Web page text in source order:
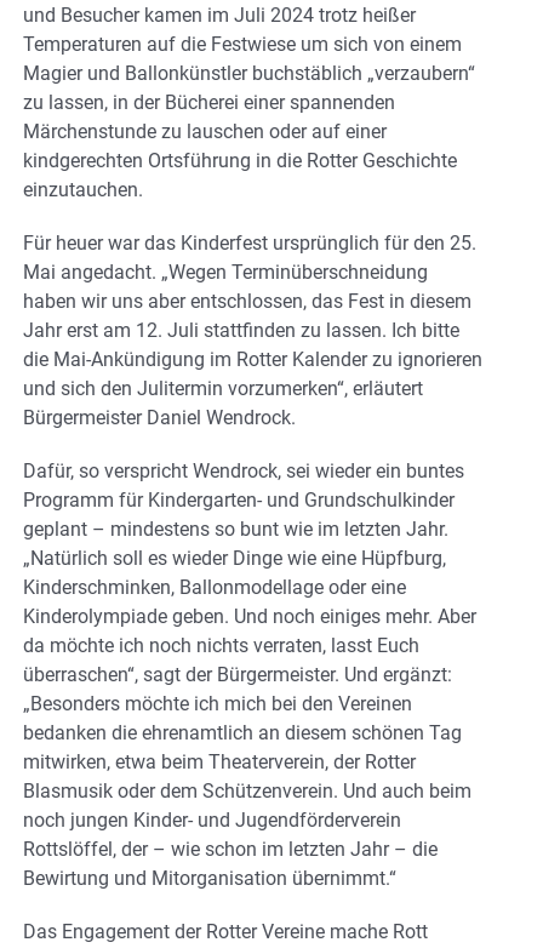
und Besucher kamen im Juli 2024 trotz heißer
Temperaturen auf die Festwiese um sich von einem
Magier und Ballonkünstler buchstäblich „verzaubern“
zu lassen, in der Bücherei einer spannenden
Märchenstunde zu lauschen oder auf einer
kindgerechten Ortsführung in die Rotter Geschichte
einzutauchen.
Für heuer war das Kinderfest ursprünglich für den 25.
Mai angedacht. „Wegen Terminüberschneidung
haben wir uns aber entschlossen, das Fest in diesem
Jahr erst am 12. Juli stattfinden zu lassen. Ich bitte
die Mai-Ankündigung im Rotter Kalender zu ignorieren
und sich den Julitermin vorzumerken“, erläutert
Bürgermeister Daniel Wendrock.
Dafür, so verspricht Wendrock, sei wieder ein buntes
Programm für Kindergarten- und Grundschulkinder
geplant – mindestens so bunt wie im letzten Jahr.
„Natürlich soll es wieder Dinge wie eine Hüpfburg,
Kinderschminken, Ballonmodellage oder eine
Kinderolympiade geben. Und noch einiges mehr. Aber
da möchte ich noch nichts verraten, lasst Euch
überraschen“, sagt der Bürgermeister. Und ergänzt:
„Besonders möchte ich mich bei den Vereinen
bedanken die ehrenamtlich an diesem schönen Tag
mitwirken, etwa beim Theaterverein, der Rotter
Blasmusik oder dem Schützenverein. Und auch beim
noch jungen Kinder- und Jugendförderverein
Rottslöffel, der – wie schon im letzten Jahr – die
Bewirtung und Mitorganisation übernimmt.“
Das Engagement der Rotter Vereine mache Rott